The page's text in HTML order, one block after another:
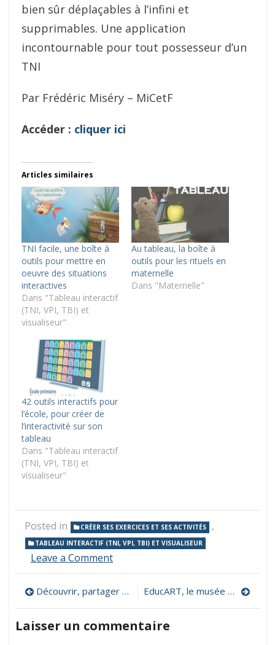
bien sûr déplaçables à l’infini et
supprimables. Une application
incontournable pour tout possesseur d’un
TNI
Par Frédéric Miséry – MiCetF
Accéder : cliquer ici
Articles similaires
TNI facile, une boîte à
outils pour mettre en
oeuvre des situations
interactives
Dans "Tableau interactif
(TNI, VPI, TBI) et
visualiseur"
Au tableau, la boîte à
outils pour les rituels en
maternelle
Dans "Maternelle"
42 outils interactifs pour
l’école, pour créer de
l’interactivité sur son
tableau
Dans "Tableau interactif
(TNI, VPI, TBI) et
visualiseur"
Posted in CRÉER SES EXERCICES ET SES ACTIVITÉS ,
TABLEAU INTERACTIF (TNI, VPI, TBI) ET VISUALISEUR
Leave a Commenton
classer
des
étiquettes
mots
Navigation
de
l’article
Découvrir, partager et collectionner des oeuvres d’artistes sur Images d’Art EducART, le musée pour tous, partout et autrement
Laisser un commentaire